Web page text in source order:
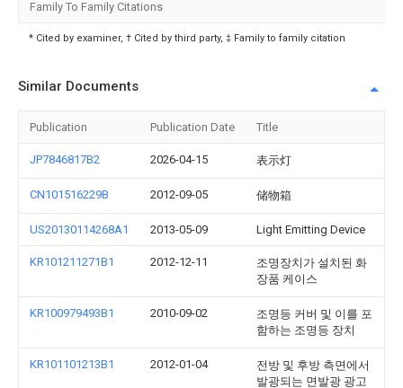
Family To Family Citations
* Cited by examiner, † Cited by third party, ‡ Family to family citation
Similar Documents
Publication Publication Date Title
JP7846817B2 2026-04-15 表示灯
CN101516229B 2012-09-05 储物箱
US20130114268A1 2013-05-09 Light Emitting Device
KR101211271B1 2012-12-11
조명장치가 설치된 화
장품 케이스
KR100979493B1 2010-09-02
조명등 커버 및 이를 포
함하는 조명등 장치
KR101101213B1 2012-01-04
전방 및 후방 측면에서
발광되는 면발광 광고